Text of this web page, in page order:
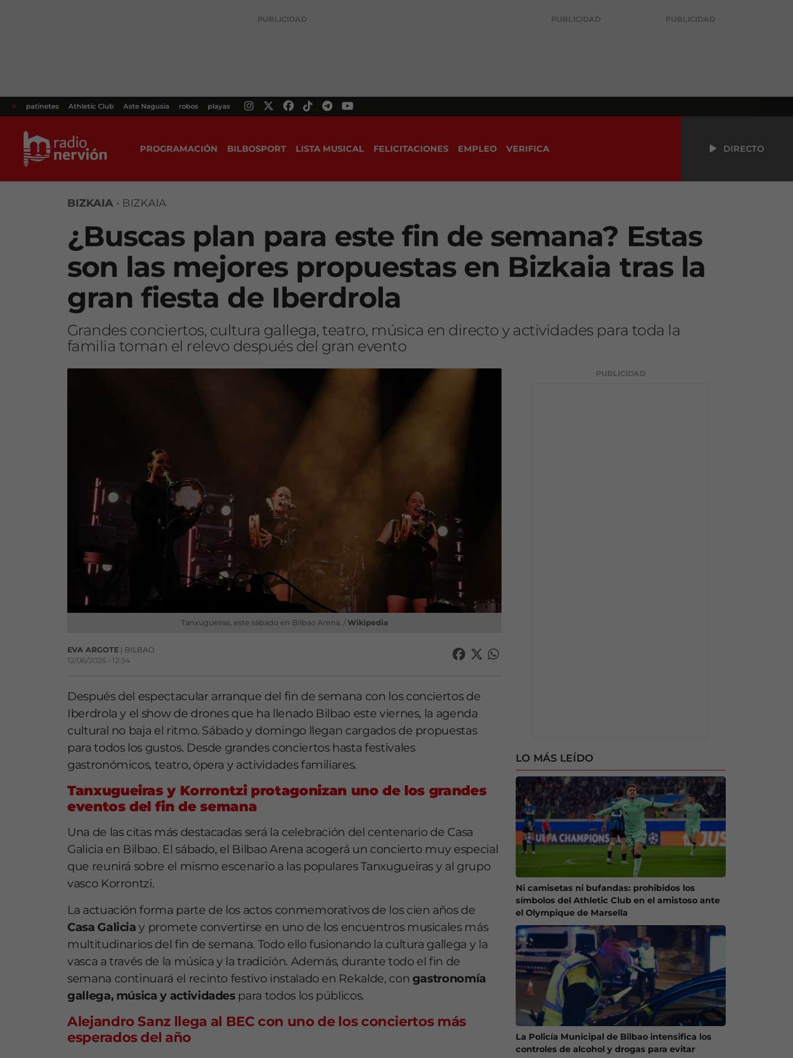
PUBLICIDAD PUBLICIDAD PUBLICIDAD
# patinetes Athletic Club Aste Nagusia robos playas
PROGRAMACIÓN BILBOSPORT LISTA MUSICAL FELICITACIONES EMPLEO VERIFICA DIRECTO
BIZKAIA • BIZKAIA
¿Buscas plan para este fin de semana? Estas
son las mejores propuestas en Bizkaia tras la
gran fiesta de Iberdrola
Grandes conciertos, cultura gallega, teatro, música en directo y actividades para toda la
familia toman el relevo después del gran evento
Tanxugueiras, este sábado en Bilbao Arena. / Wikipedia
EVA ARGOTE | BILBAO
12/06/2026 • 12:34
Después del espectacular arranque del fin de semana con los conciertos de
Iberdrola y el show de drones que ha llenado Bilbao este viernes, la agenda
cultural no baja el ritmo. Sábado y domingo llegan cargados de propuestas
para todos los gustos. Desde grandes conciertos hasta festivales
gastronómicos, teatro, ópera y actividades familiares.
Tanxugueiras y Korrontzi protagonizan uno de los grandes
eventos del fin de semana
Una de las citas más destacadas será la celebración del centenario de Casa
Galicia en Bilbao. El sábado, el Bilbao Arena acogerá un concierto muy especial
que reunirá sobre el mismo escenario a las populares Tanxugueiras y al grupo
vasco Korrontzi.
La actuación forma parte de los actos conmemorativos de los cien años de
Casa Galicia y promete convertirse en uno de los encuentros musicales más
multitudinarios del fin de semana. Todo ello fusionando la cultura gallega y la
vasca a través de la música y la tradición. Además, durante todo el fin de
semana continuará el recinto festivo instalado en Rekalde, con gastronomía
gallega, música y actividadespara todos los públicos.
Alejandro Sanz llega al BEC con uno de los conciertos más
esperados del año
PUBLICIDAD
LO MÁS LEÍDO
Ni camisetas ni bufandas: prohibidos los
símbolos del Athletic Club en el amistoso ante
el Olympique de Marsella
La Policía Municipal de Bilbao intensifica los
controles de alcohol y drogas para evitar